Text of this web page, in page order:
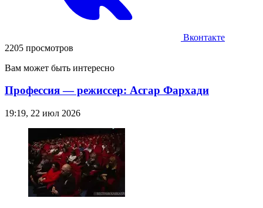
Вконтакте
2205 просмотров
Вам может быть интересно
Профессия — режиссер: Асгар Фархади
19:19, 22 июл 2026